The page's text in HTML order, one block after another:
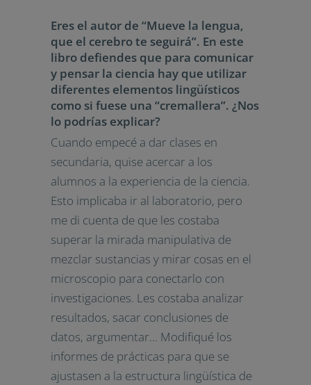
Eres el autor de “Mueve la lengua,
que el cerebro te seguirá”. En este
libro defiendes que para comunicar
y pensar la ciencia hay que utilizar
diferentes elementos lingüísticos
como si fuese una “cremallera”. ¿Nos
lo podrías explicar?
Cuando empecé a dar clases en
secundaria, quise acercar a los
alumnos a la experiencia de la ciencia.
Esto implicaba ir al laboratorio, pero
me di cuenta de que les costaba
superar la mirada manipulativa de
mezclar sustancias y mirar cosas en el
microscopio para conectarlo con
investigaciones. Les costaba analizar
resultados, sacar conclusiones de
datos, argumentar… Modifiqué los
informes de prácticas para que se
ajustasen a la estructura lingüística de